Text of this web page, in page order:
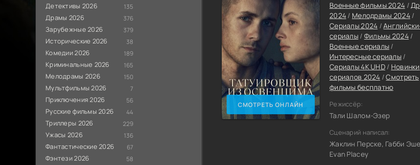
Детективы 2026 135
Драмы 2026 376
Зарубежные 2026 379
Исторические 2026 38
Комедии 2026 189
Криминальные 2026 165
Мелодрамы 2026 150
Мультфильмы 2026 7
Приключения 2026 56
Русские фильмы 2026 44
Триллеры 2026 229
Ужасы 2026 136
Фантастические 2026 67
Фэнтези 2026 58
СМОТРЕТЬ ОНЛАЙН
Военные фильмы 2024 /
2024 / Мелодрамы 2024/
Сериалы 2024 /
сериалы/ Фильмы 2024/
Военные сериалы /
Интересные сериалы /
Сериалы 4K UHD/ Новинки
сериалов 2024 /Смотреть
фильмы бесплатно
Режиссёр:
Тали Шалом-Эзер
Сценарий написал:
Жаклин Перске, Габби
Evan Placey